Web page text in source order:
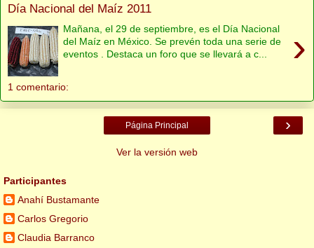
Día Nacional del Maíz 2011
›
Mañana, el 29 de septiembre, es el Día Nacional
del Maíz en México. Se prevén toda una serie de
eventos . Destaca un foro que se llevará a c...
1 comentario:
›
Página Principal
Ver la versión web
Participantes
Anahí Bustamante
Carlos Gregorio
Claudia Barranco